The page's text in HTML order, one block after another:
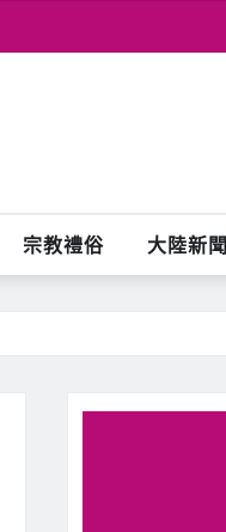
宗教禮俗 大陸新聞